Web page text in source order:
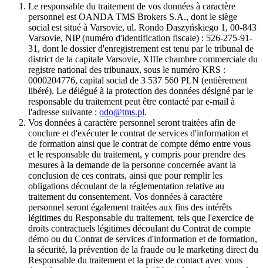
Le responsable du traitement de vos données à caractère
personnel est OANDA TMS Brokers S.A., dont le siège
social est situé à Varsovie, ul. Rondo Daszyńskiego 1, 00-843
Varsovie, NIP (numéro d'identification fiscale) : 526-275-91-
31, dont le dossier d'enregistrement est tenu par le tribunal de
district de la capitale Varsovie, XIIIe chambre commerciale du
registre national des tribunaux, sous le numéro KRS :
0000204776, capital social de 3 537 560 PLN (entièrement
libéré). Le délégué à la protection des données désigné par le
responsable du traitement peut être contacté par e-mail à
l'adresse suivante : odo@tms.pl.
Vos données à caractère personnel seront traitées afin de
conclure et d'exécuter le contrat de services d'information et
de formation ainsi que le contrat de compte démo entre vous
et le responsable du traitement, y compris pour prendre des
mesures à la demande de la personne concernée avant la
conclusion de ces contrats, ainsi que pour remplir les
obligations découlant de la réglementation relative au
traitement du consentement. Vos données à caractère
personnel seront également traitées aux fins des intérêts
légitimes du Responsable du traitement, tels que l'exercice de
droits contractuels légitimes découlant du Contrat de compte
démo ou du Contrat de services d'information et de formation,
la sécurité, la prévention de la fraude ou le marketing direct du
Responsable du traitement et la prise de contact avec vous